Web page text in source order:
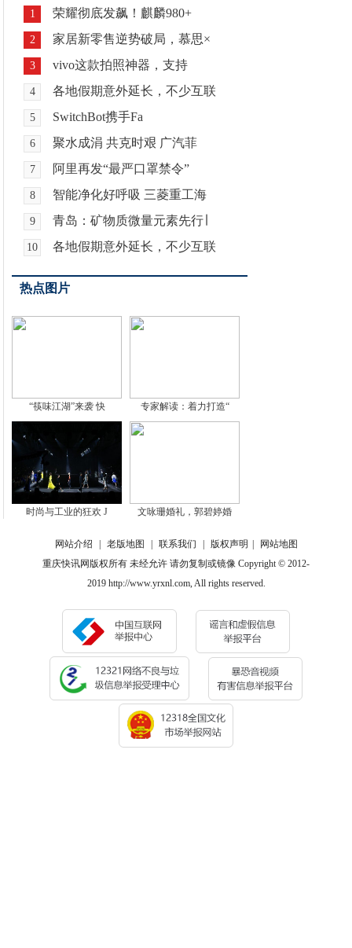
1 荣耀彻底发飙！麒麟980+
2 家居新零售逆势破局，慕思×
3 vivo这款拍照神器，支持
4 各地假期意外延长，不少互联
5 SwitchBot携手Fa
6 聚水成涓 共克时艰 广汽菲
7 阿里再发“最严口罩禁令”
8 智能净化好呼吸 三菱重工海
9 青岛：矿物质微量元素先行∣
10 各地假期意外延长，不少互联
热点图片
“筷味江湖”来袭 快 专家解读：着力打造“
时尚与工业的狂欢 J 文咏珊婚礼，郭碧婷婚
网站介绍 老版地图 联系我们 版权声明
网站地图
重庆快讯网版权所有 未经允许 请勿复制或镜像 Copyright © 2012-
2019 http://www.yrxnl.com, All rights reserved.